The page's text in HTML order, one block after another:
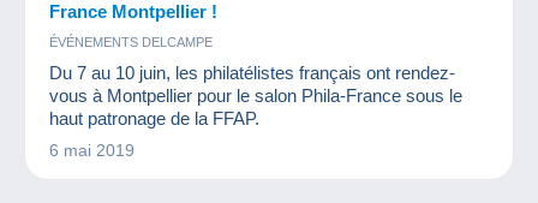
France Montpellier !
ÉVÉNEMENTS DELCAMPE
Du 7 au 10 juin, les philatélistes français ont rendez-
vous à Montpellier pour le salon Phila-France sous le
haut patronage de la FFAP.
6 mai 2019